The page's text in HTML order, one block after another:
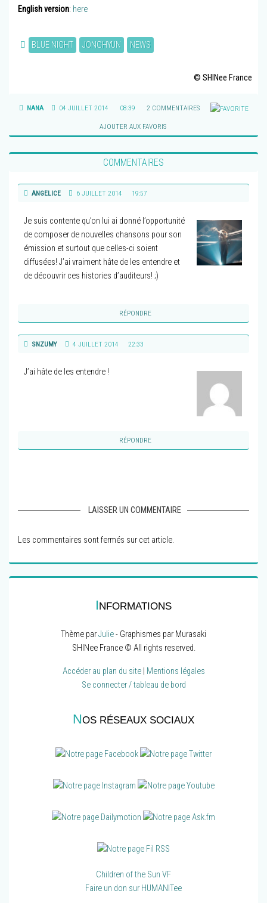
English version: here
BLUE NIGHT JONGHYUN NEWS
© SHINee France
NANA 04 JUILLET 2014 08:39 2 COMMENTAIRES
AJOUTER AUX FAVORIS
COMMENTAIRES
ANGELICE 6 JUILLET 2014 19:57
Je suis contente qu’on lui ai donné l’opportunité
de composer de nouvelles chansons pour son
émission et surtout que celles-ci soient
diffusées! J’ai vraiment hâte de les entendre et
de découvrir ces histories d’auditeurs! ;)
RÉPONDRE
SNZUMY 4 JUILLET 2014 22:33
J’ai hâte de les entendre !
RÉPONDRE
LAISSER UN COMMENTAIRE
Les commentaires sont fermés sur cet article.
INFORMATIONS
Thème parJulie- Graphismes par Murasaki
SHINee France © All rights reserved.
Accéder au plan du site| Mentions légales
Se connecter / tableau de bord
NOS RÉSEAUX SOCIAUX
Children of the Sun VF
Faire un don sur HUMANITee